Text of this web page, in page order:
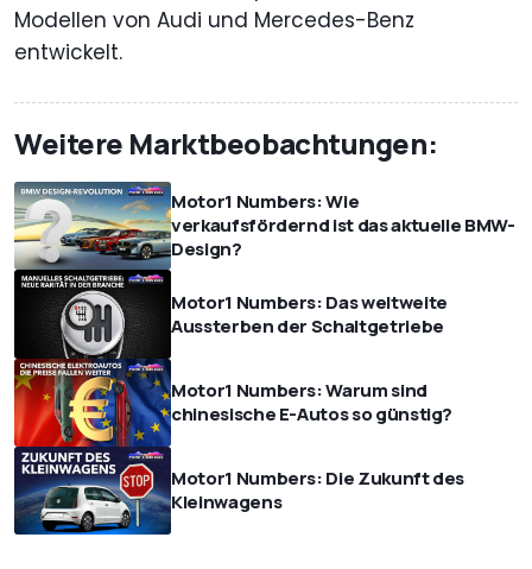
Modellen von Audi und Mercedes-Benz
entwickelt.
Weitere Marktbeobachtungen:
Motor1 Numbers: Wie
verkaufsfördernd ist das aktuelle BMW-
Design?
Motor1 Numbers: Das weltweite
Aussterben der Schaltgetriebe
Motor1 Numbers: Warum sind
chinesische E-Autos so günstig?
Motor1 Numbers: Die Zukunft des
Kleinwagens